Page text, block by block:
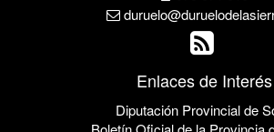
Enlaces de Interés
Diputación Provincial de